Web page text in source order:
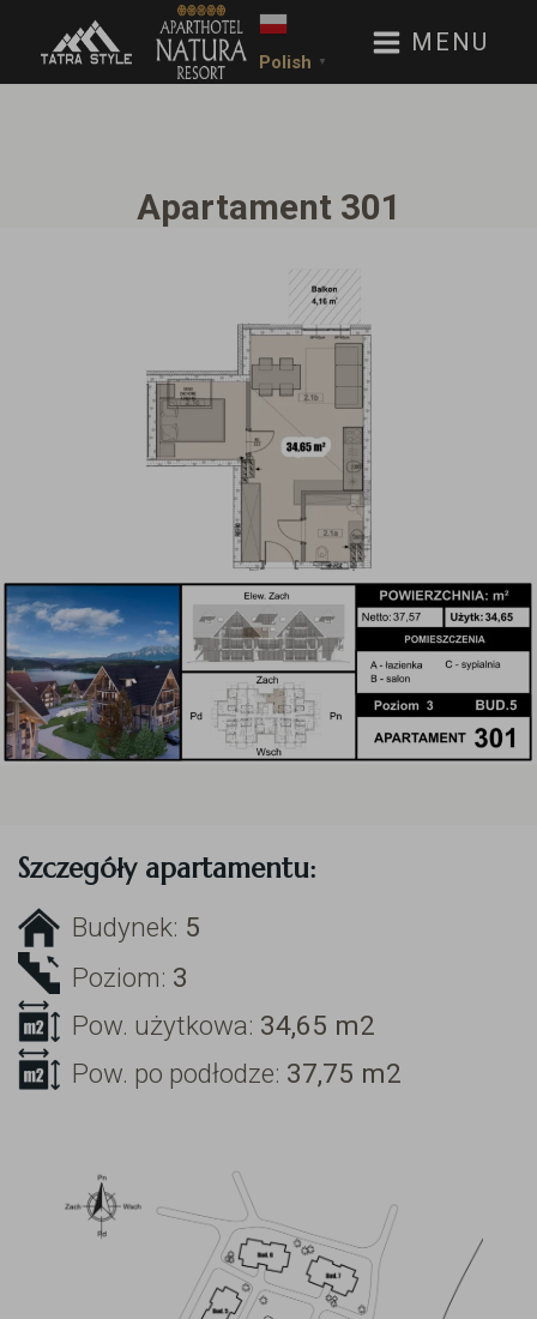
Polish ▼
MENU
Apartament 301
Szczegóły apartamentu:
Budynek: 5
Poziom: 3
Pow. użytkowa: 34,65 m2
Pow. po podłodze: 37,75 m2